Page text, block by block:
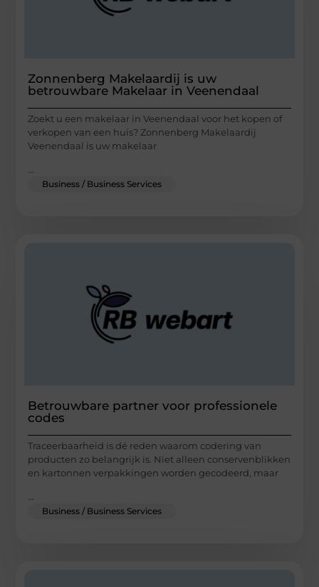
Zonnenberg Makelaardij is uw
betrouwbare Makelaar in Veenendaal
Zoekt u een makelaar in Veenendaal voor het kopen of
verkopen van een huis? Zonnenberg Makelaardij
Veenendaal is uw makelaar
Business / Business Services
Betrouwbare partner voor professionele
codes
Traceerbaarheid is dé reden waarom codering van
producten zo belangrijk is. Niet alleen conservenblikken
en kartonnen verpakkingen worden gecodeerd, maar
...
Business / Business Services